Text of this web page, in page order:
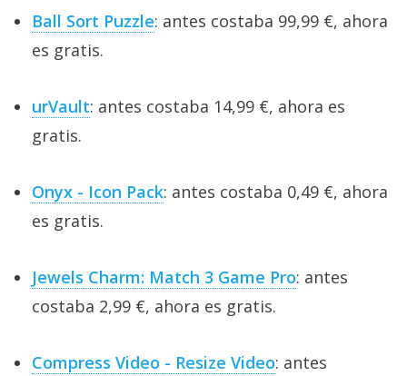
Ball Sort Puzzle: antes costaba 99,99 €, ahora
es gratis.
urVault: antes costaba 14,99 €, ahora es
gratis.
Onyx - Icon Pack: antes costaba 0,49 €, ahora
es gratis.
Jewels Charm: Match 3 Game Pro: antes
costaba 2,99 €, ahora es gratis.
Compress Video - Resize Video: antes